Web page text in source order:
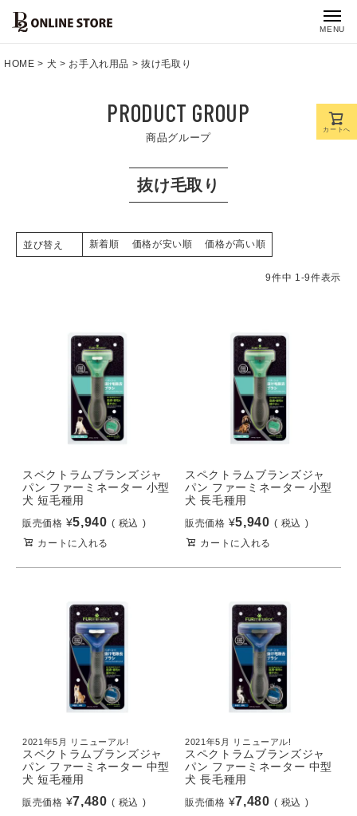
MENU
HOME 犬 お手入れ用品 抜け毛取り
PRODUCT GROUP
商品グループ
抜け毛取り
並び替え 新着順 価格が安い順 価格が高い順
9件中 1-9件表示
スペクトラムブランズジャ
パン ファーミネーター 小型
犬 短毛種用
販売価格 ¥5,940
税込
カートに入れる
スペクトラムブランズジャ
パン ファーミネーター 小型
犬 長毛種用
販売価格 ¥5,940
税込
カートに入れる
2021年5月 リニューアル!
スペクトラムブランズジャ
パン ファーミネーター 中型
犬 短毛種用
販売価格 ¥7,480
税込
2021年5月 リニューアル!
スペクトラムブランズジャ
パン ファーミネーター 中型
犬 長毛種用
販売価格 ¥7,480
税込
カートへ